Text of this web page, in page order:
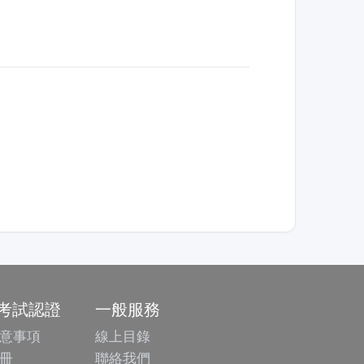
試認證
事項
一般服務
線上目錄
聯絡我們